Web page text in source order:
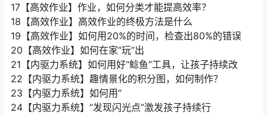
17【高效作业】作业，如何分类才能提高效率？
18【高效作业】高效作业的终极方法是什么
19【高效作业】如何用20%的时间，检查出80%的错误
20【高效作业】如何在家“玩”出
21【内驱力系统】如何用好“鲶鱼”工具，让孩子持续改
22【内驱力系统】趣情景化的积分图，如何制作？
23【内驱力系统】如何用“
24【内驱力系统】“发现闪光点”激发孩子持续行